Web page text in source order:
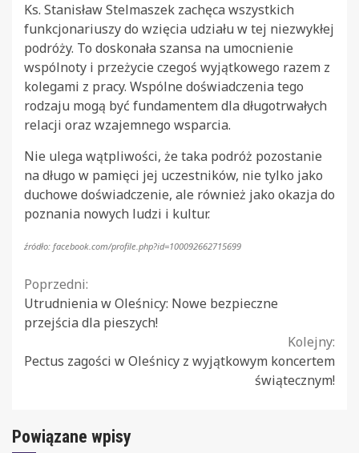
Ks. Stanisław Stelmaszek zachęca wszystkich
funkcjonariuszy do wzięcia udziału w tej niezwykłej
podróży. To doskonała szansa na umocnienie
wspólnoty i przeżycie czegoś wyjątkowego razem z
kolegami z pracy. Wspólne doświadczenia tego
rodzaju mogą być fundamentem dla długotrwałych
relacji oraz wzajemnego wsparcia.
Nie ulega wątpliwości, że taka podróż pozostanie
na długo w pamięci jej uczestników, nie tylko jako
duchowe doświadczenie, ale również jako okazja do
poznania nowych ludzi i kultur.
źródło: facebook.com/profile.php?id=100092662715699
Continue
Reading
Poprzedni:
Utrudnienia w Oleśnicy: Nowe bezpieczne
przejścia dla pieszych!
Kolejny:
Pectus zagości w Oleśnicy z wyjątkowym koncertem
świątecznym!
Powiązane wpisy